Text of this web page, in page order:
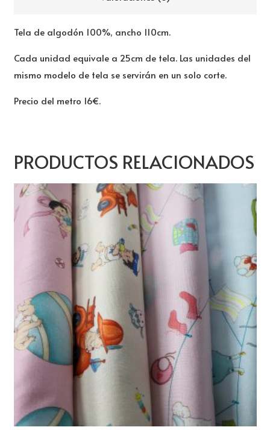
Tela de algodón 100%, ancho 110cm.
Cada unidad equivale a 25cm de tela. Las unidades del
mismo modelo de tela se servirán en un solo corte.
Precio del metro 16€.
PRODUCTOS RELACIONADOS